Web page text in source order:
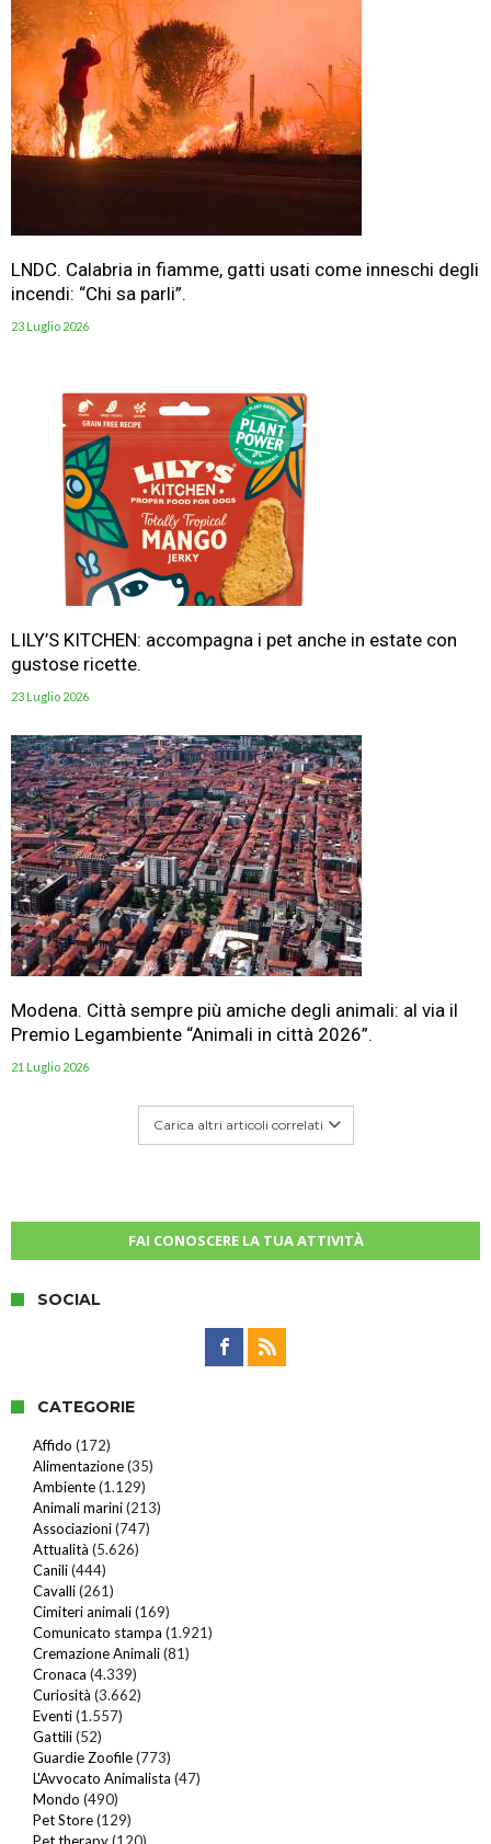
LNDC. Calabria in fiamme, gatti usati come inneschi degli
incendi: “Chi sa parli”.
23 Luglio 2026
LILY’S KITCHEN: accompagna i pet anche in estate con
gustose ricette.
23 Luglio 2026
Modena. Città sempre più amiche degli animali: al via il
Premio Legambiente “Animali in città 2026”.
21 Luglio 2026
Carica altri articoli correlati
FAI CONOSCERE LA TUA ATTIVITÀ
SOCIAL
CATEGORIE
Affido (172)
Alimentazione(35)
Ambiente(1.129)
Animali marini(213)
Associazioni(747)
Attualità (5.626)
Canili(444)
Cavalli(261)
Cimiteri animali(169)
Comunicato stampa (1.921)
Cremazione Animali(81)
Cronaca (4.339)
Curiosità (3.662)
Eventi(1.557)
Gattili(52)
Guardie Zoofile(773)
L'Avvocato Animalista (47)
Mondo (490)
Pet Store(129)